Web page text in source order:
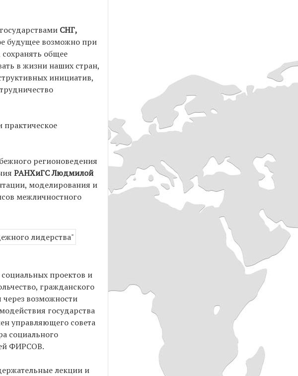
СНГ,
будущее возможно при
общее
в жизни наших стран,
инициатив,
регионоведения
РАНХиГС Людмилой
моделирования и
межличностного
проектов и
гражданского
возможности
государства
управляющего совета
социального
ФИРСОВ.
лекции и